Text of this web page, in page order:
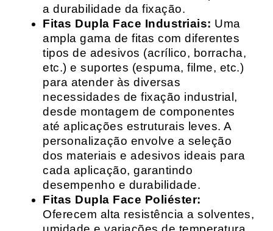
a durabilidade da fixação.
Fitas Dupla Face Industriais: Uma
ampla gama de fitas com diferentes
tipos de adesivos (acrílico, borracha,
etc.) e suportes (espuma, filme, etc.)
para atender às diversas
necessidades de fixação industrial,
desde montagem de componentes
até aplicações estruturais leves. A
personalização envolve a seleção
dos materiais e adesivos ideais para
cada aplicação, garantindo
desempenho e durabilidade.
Fitas Dupla Face Poliéster:
Oferecem alta resistência a solventes,